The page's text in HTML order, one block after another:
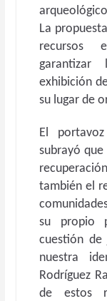
La
recursos
garantizar
exhibición
su lugar de
El
subrayó
también el
su propio
cuestión
nuestra
Rodríguez
de estos